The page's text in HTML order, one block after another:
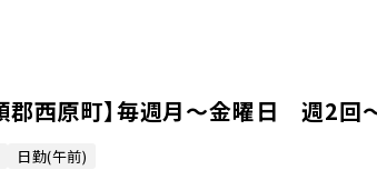
頭郡西原町】毎週月～金曜日 週
日勤(午前)